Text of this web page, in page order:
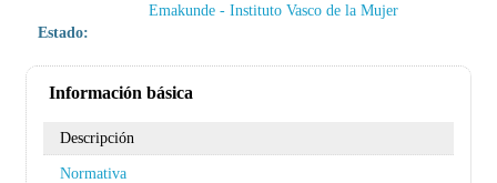
Emakunde - Instituto Vasco de la Mujer
Estado:
Información básica
Descripción
Normativa